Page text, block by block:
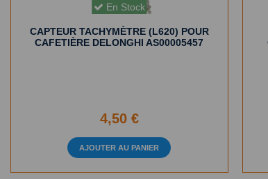
En Stock
CAPTEUR TACHYMÈTRE (L620) POUR
CAFETIÈRE DELONGHI AS00005457
4,50 €
AJOUTER AU PANIER